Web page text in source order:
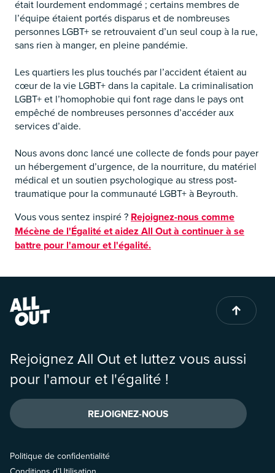
était lourdement endommagé ; certains membres de
l’équipe étaient portés disparus et de nombreuses
personnes LGBT+ se retrouvaient d’un seul coup à la rue,
sans rien à manger, en pleine pandémie.
Les quartiers les plus touchés par l’accident étaient au
cœur de la vie LGBT+ dans la capitale. La criminalisation
LGBT+ et l’homophobie qui font rage dans le pays ont
empêché de nombreuses personnes d’accéder aux
services d’aide.
Nous avons donc lancé une collecte de fonds pour payer
un hébergement d’urgence, de la nourriture, du matériel
médical et un soutien psychologique au stress post-
traumatique pour la communauté LGBT+ à Beyrouth.
Vous vous sentez inspiré ? Rejoignez-nous comme
Mécène de l'Égalité et aidez All Out à continuer à se
battre pour l'amour et l'égalité.
Rejoignez All Out et luttez vous aussi
pour l'amour et l'égalité !
REJOIGNEZ-NOUS
Politique de confidentialité